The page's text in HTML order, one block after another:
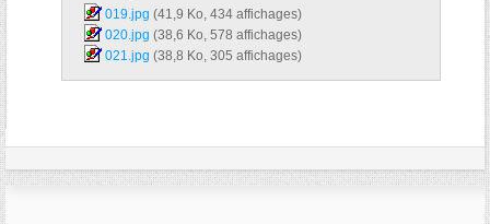
019.jpg‎ (41,9 Ko, 434 affichages)
020.jpg‎ (38,6 Ko, 578 affichages)
021.jpg‎ (38,8 Ko, 305 affichages)